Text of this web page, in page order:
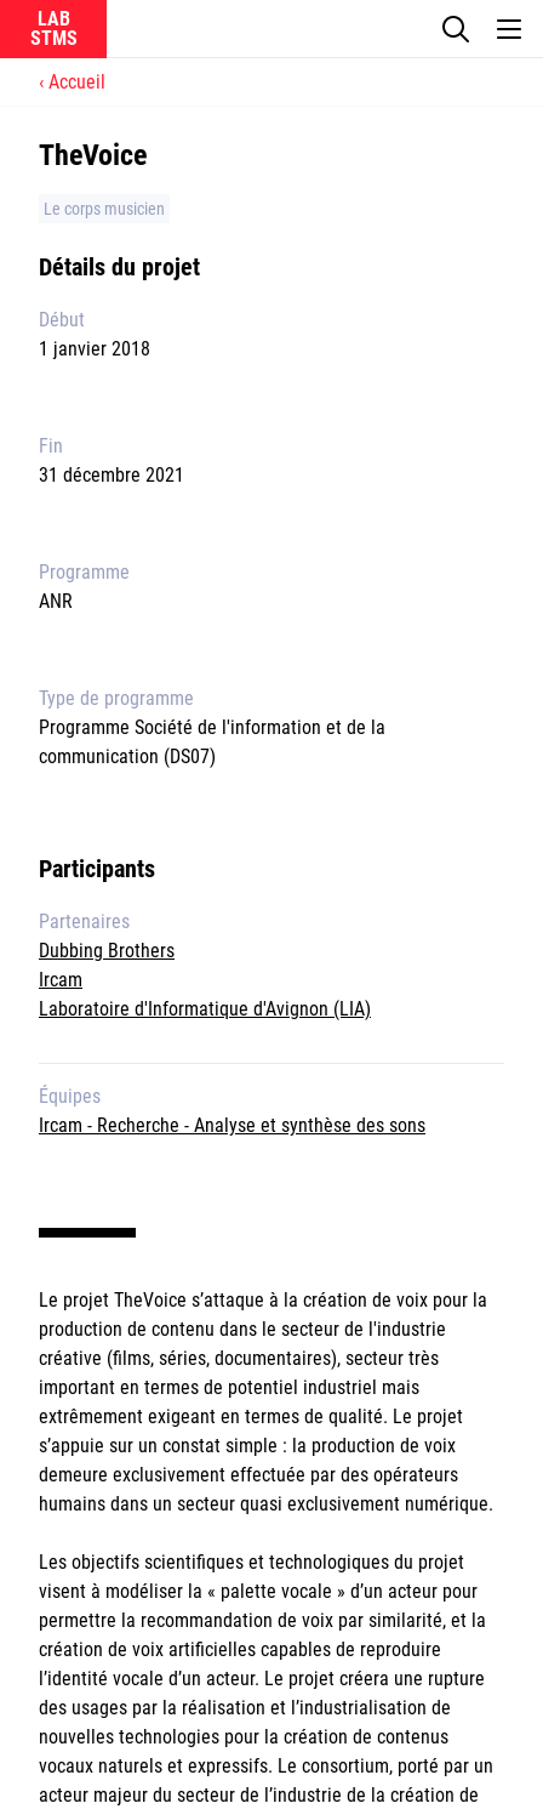
LAB
Ircam
Sorbonne Université
Rester informé
Offres d'emplois/stages
La recherche
Équipes
Accueil
TheVoice
Le corps musicien
Détails du projet
Début
1 janvier 2018
Fin
31 décembre 2021
Programme
ANR
Type de programme
Programme Société de l'information et de la
communication (DS07)
Participants
Partenaires
Dubbing Brothers
Ircam
Laboratoire d'Informatique d'Avignon (LIA)
Équipes
Ircam - Recherche - Analyse et synthèse des sons
Le projet TheVoice s’attaque à la création de voix pour la
production de contenu dans le secteur de l'industrie
créative (films, séries, documentaires), secteur très
important en termes de potentiel industriel mais
extrêmement exigeant en termes de qualité. Le projet
s’appuie sur un constat simple : la production de voix
demeure exclusivement effectuée par des opérateurs
humains dans un secteur quasi exclusivement numérique.
Les objectifs scientifiques et technologiques du projet
visent à modéliser la « palette vocale » d’un acteur pour
permettre la recommandation de voix par similarité, et la
création de voix artificielles capables de reproduire
l’identité vocale d’un acteur. Le projet créera une rupture
des usages par la réalisation et l’industrialisation de
nouvelles technologies pour la création de contenus
vocaux naturels et expressifs. Le consortium, porté par un
acteur majeur du secteur de l’industrie de la création de